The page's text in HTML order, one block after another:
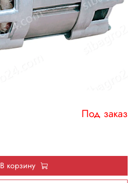
Под заказ
В корзину